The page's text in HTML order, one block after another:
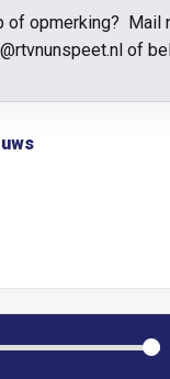
of opmerking? Mail
of